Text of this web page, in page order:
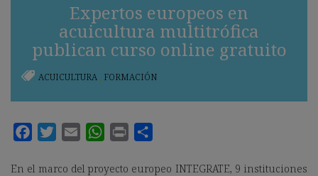
Expertos europeos en
acuicultura multitrófica
publican curso online gratuito
ACUICULTURA , FORMACIÓN
En el marco del proyecto europeo INTEGRATE, 9 instituciones